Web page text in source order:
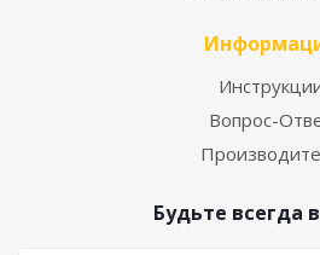
Вопрос-
Будьте всегда